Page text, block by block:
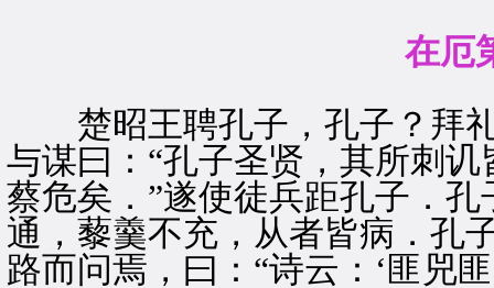
在厄
楚昭王聘孔子，孔子？拜礼
与谋曰：“孔子圣贤，其所刺
蔡危矣．”遂使徒兵距孔子．
通，藜羹不充，从者皆病．孔
路而问焉，曰：“诗云：‘匪兕